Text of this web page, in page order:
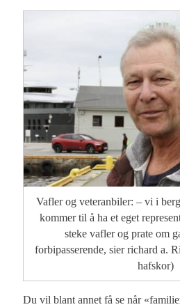
Vafler og veteranbiler: – vi i
kommer til å ha et eget
steke vafler og prate om
forbipasserende, sier richard a.
hafskor)
Du vil blant annet få se når